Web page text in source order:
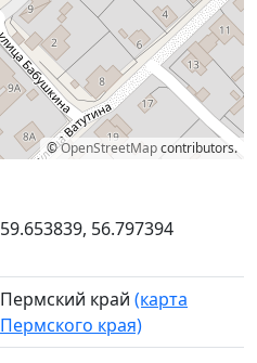
©OpenStreetMapcontributors.
59.653839, 56.797394
Пермский край (карта
Пермского края)